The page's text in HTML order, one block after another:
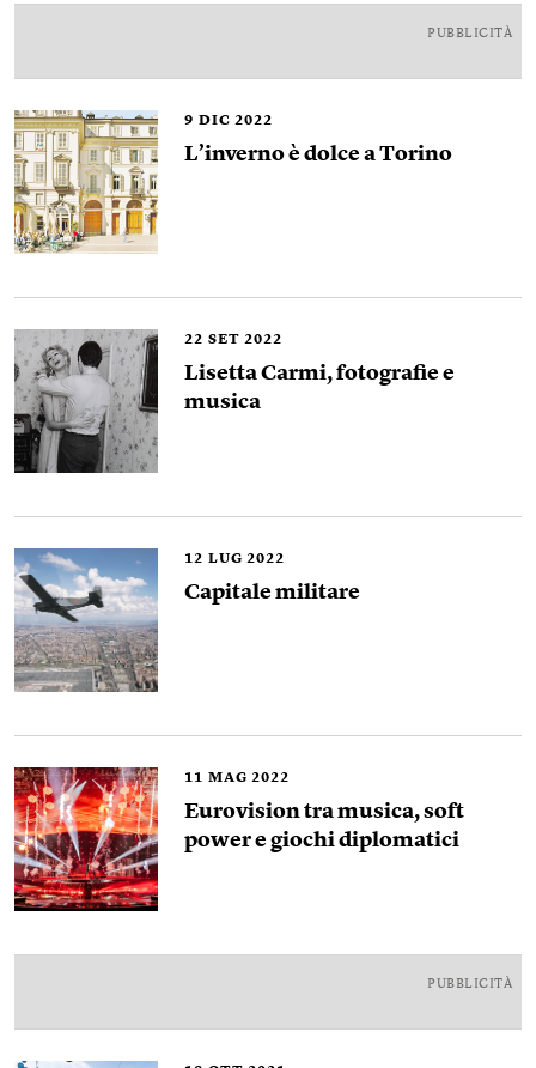
PUBBLICITÀ
9 DIC 2022
L’inverno è dolce a Torino
22 SET 2022
Lisetta Carmi, fotografie e
musica
12 LUG 2022
Capitale militare
11 MAG 2022
Eurovision tra musica, soft
power e giochi diplomatici
PUBBLICITÀ